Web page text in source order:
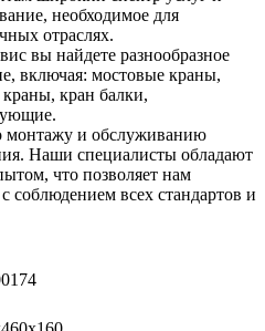
необходимое для
отраслях.
вы найдете разнообразное
включая: мостовые краны,
кран балки,
монтажу и обслуживанию
Наши специалисты обладают
что позволяет нам
соблюдением всех стандартов и